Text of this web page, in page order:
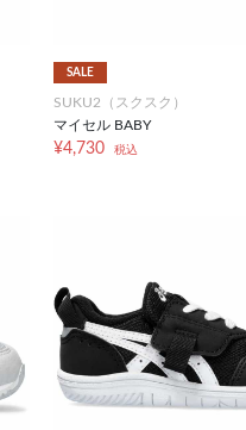
SALE
SUKU2（スクスク）
マイセル BABY
¥4,730 税込